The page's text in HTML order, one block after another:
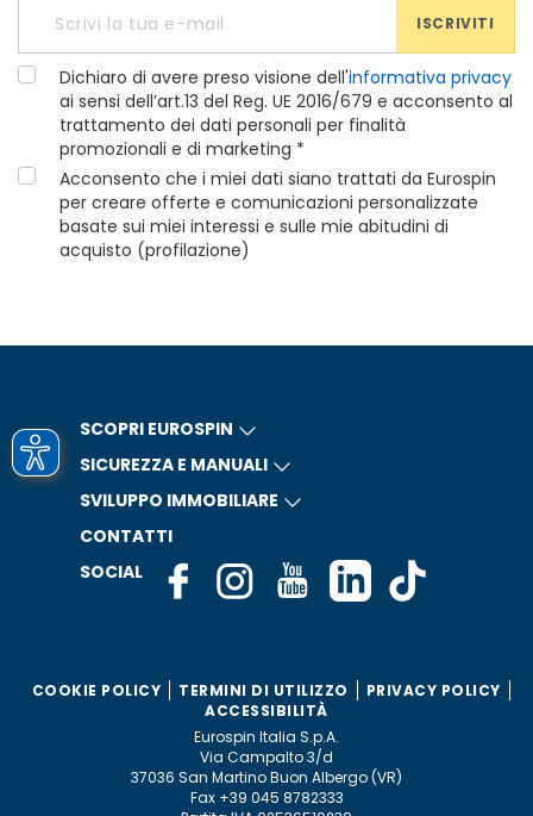
ISCRIVITI
Dichiaro di avere preso visione dell'informativa privacy
ai sensi dell’art.13 del Reg. UE 2016/679 e acconsento al
trattamento dei dati personali per finalità
promozionali e di marketing *
Acconsento che i miei dati siano trattati da Eurospin
per creare offerte e comunicazioni personalizzate
basate sui miei interessi e sulle mie abitudini di
acquisto (profilazione)
SCOPRI EUROSPIN
SICUREZZA E MANUALI
SVILUPPO IMMOBILIARE
CONTATTI
SOCIAL
COOKIE POLICY TERMINI DI UTILIZZO
PRIVACY POLICY
ACCESSIBILITÀ
Eurospin Italia S.p.A.
Via Campalto 3/d
37036 San Martino Buon Albergo (VR)
Fax +39 045 8782333